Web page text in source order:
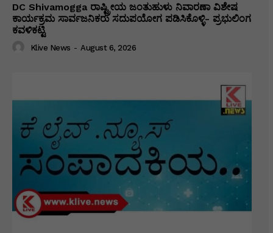
DC Shivamogga ರಾಷ್ಟ್ರೀಯ ಜಂತುಹುಳು ನಿವಾರಣಾ ವಿಶೇಷ
ಕಾರ್ಯಕ್ರಮ ಸಾರ್ವಜನಿಕರು ಸದುಪಯೋಗ ಪಡಿಸಿಕೊಳ್ಳಿ- ಪ್ರಭುಲಿಂಗ
ಕವಳಿಕಟ್ಟಿ
Klive News - August 6, 2026